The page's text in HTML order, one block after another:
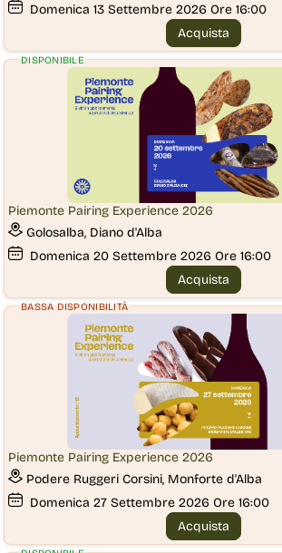
Domenica 13 Settembre 2026 Ore 16:00
Acquista
Piemonte Pairing Experience 2026
Golosalba, Diano d'Alba
Domenica 20 Settembre 2026 Ore 16:00
DISPONIBILE
Acquista
Piemonte Pairing Experience 2026
Podere Ruggeri Corsini, Monforte d'Alba
Domenica 27 Settembre 2026 Ore 16:00
BASSA DISPONIBILITÀ
Acquista